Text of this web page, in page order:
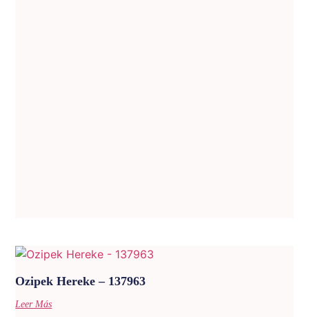
Ozipek Hereke – 137963
Leer Más